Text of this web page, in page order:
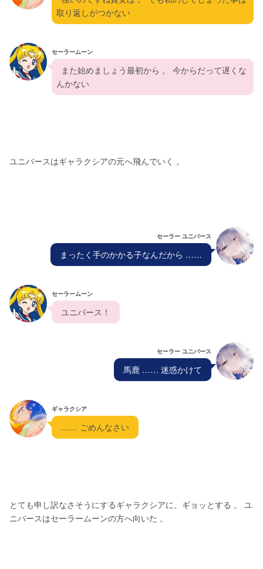
取り返しがつかない
セーラームーン
んかない
ユニバースはギャラクシアの元へ飛んでいく 。
セーラー ユニバース
  まったく手のかかる子なんだから ……
セーラームーン
  ユニバース！
セーラー ユニバース
  馬鹿 …… 迷惑かけて
ギャラクシア
  …… ごめんなさい
とても申し訳なさそうにするギャラクシアに、ギョッとする 。 ユ
ニバースはセーラームーンの方へ向いた 。